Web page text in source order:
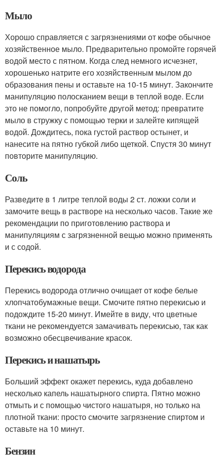
Мыло
Хорошо справляется с загрязнениями от кофе обычное
хозяйственное мыло. Предварительно промойте горячей
водой место с пятном. Когда след немного исчезнет,
хорошенько натрите его хозяйственным мылом до
образования пены и оставьте на 10-15 минут. Закончите
манипуляцию полосканием вещи в теплой воде. Если
это не помогло, попробуйте другой метод: превратите
мыло в стружку с помощью терки и залейте кипящей
водой. Дождитесь, пока густой раствор остынет, и
нанесите на пятно губкой либо щеткой. Спустя 30 минут
повторите манипуляцию.
Соль
Разведите в 1 литре теплой воды 2 ст. ложки соли и
замочите вещь в растворе на несколько часов. Такие же
рекомендации по приготовлению раствора и
манипуляциям с загрязненной вещью можно применять
и с содой.
Перекись водорода
Перекись водорода отлично очищает от кофе белые
хлопчатобумажные вещи. Смочите пятно перекисью и
подождите 15-20 минут. Имейте в виду, что цветные
ткани не рекомендуется замачивать перекисью, так как
возможно обесцвечивание красок.
Перекись и нашатырь
Больший эффект окажет перекись, куда добавлено
несколько капель нашатырного спирта. Пятно можно
отмыть и с помощью чистого нашатыря, но только на
плотной ткани: просто смочите загрязнение спиртом и
оставьте на 10 минут.
Бензин